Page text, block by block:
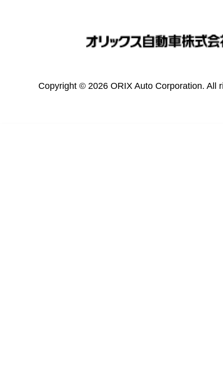
Copyright © 2026 ORIX Auto Corporation. All